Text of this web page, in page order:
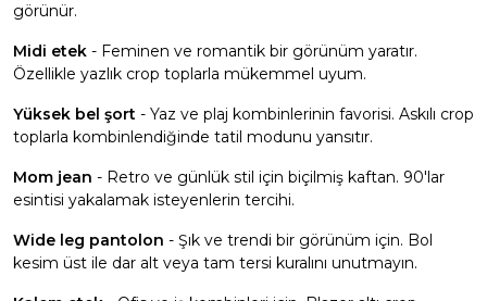
görünür.
Midi etek - Feminen ve romantik bir görünüm yaratır.
Özellikle yazlık crop toplarla mükemmel uyum.
Yüksek bel şort - Yaz ve plaj kombinlerinin favorisi. Askılı crop
toplarla kombinlendiğinde tatil modunu yansıtır.
Mom jean - Retro ve günlük stil için biçilmiş kaftan. 90'lar
esintisi yakalamak isteyenlerin tercihi.
Wide leg pantolon - Şık ve trendi bir görünüm için. Bol
kesim üst ile dar alt veya tam tersi kuralını unutmayın.